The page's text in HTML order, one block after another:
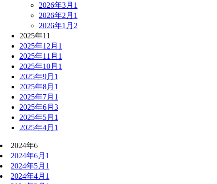
2026年3月 1
2026年2月 1
2026年1月 2
2025年11
2025年12月 1
2025年11月 1
2025年10月 1
2025年9月 1
2025年8月 1
2025年7月 1
2025年6月 3
2025年5月 1
2025年4月 1
2024年6
2024年6月 1
2024年5月 1
2024年4月 1